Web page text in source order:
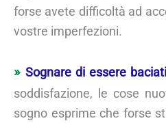
forse avete difficoltà ad
vostre imperfezioni.
Sognare di essere
soddisfazione, le cose
sogno esprime che forse